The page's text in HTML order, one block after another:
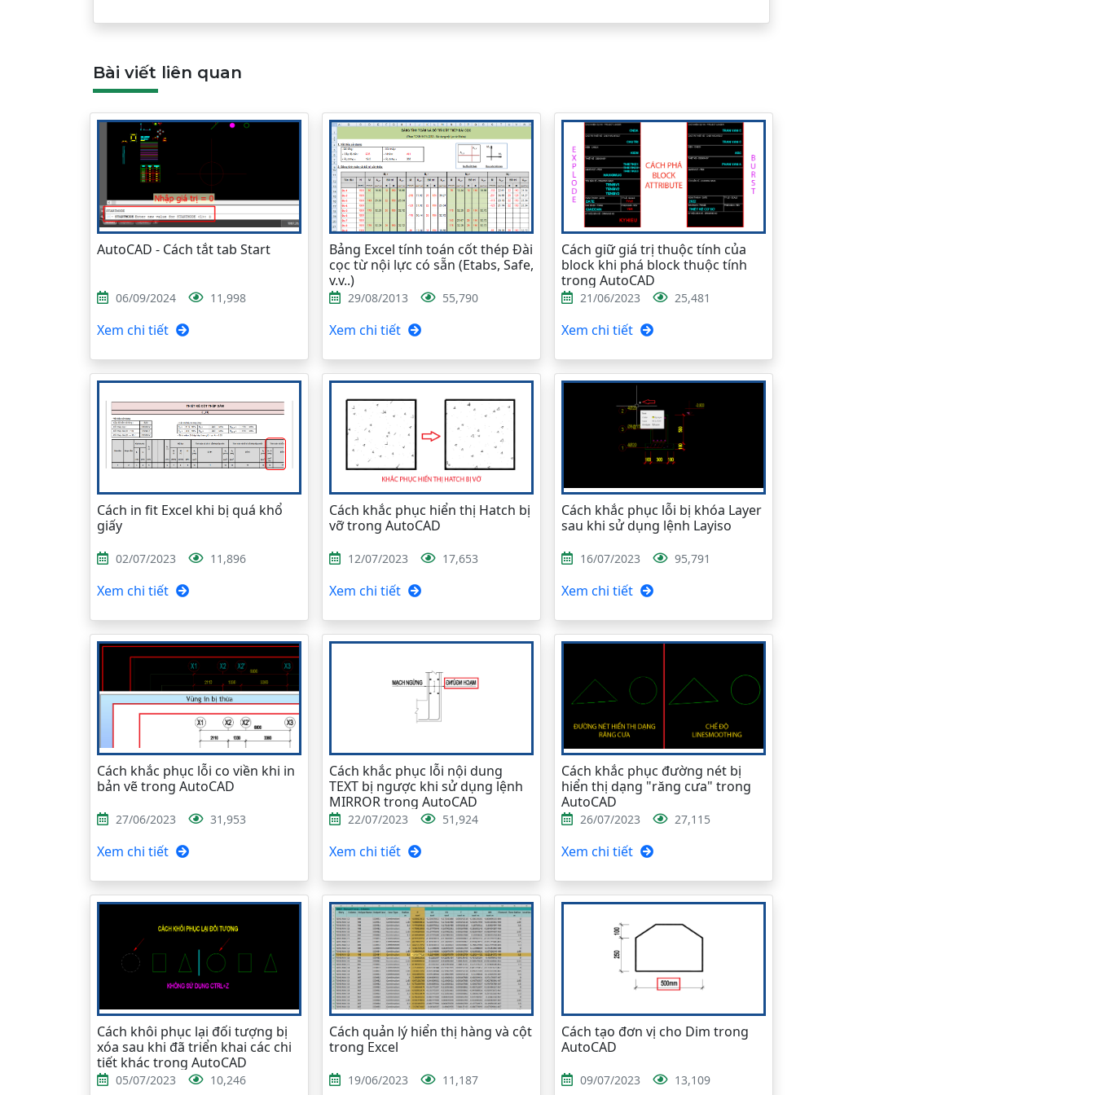
Bài viết liên quan
AutoCAD - Cách tắt tab Start
06/09/2024 11,998
Xem chi tiết
Bảng Excel tính toán cốt thép Đài
cọc từ nội lực có sẵn (Etabs, Safe,
v.v..)
29/08/2013 55,790
Xem chi tiết
Cách giữ giá trị thuộc tính của
block khi phá block thuộc tính
trong AutoCAD
21/06/2023 25,481
Xem chi tiết
Cách in fit Excel khi bị quá khổ
giấy
02/07/2023 11,896
Xem chi tiết
Cách khắc phục hiển thị Hatch bị
vỡ trong AutoCAD
12/07/2023 17,653
Xem chi tiết
Cách khắc phục lỗi bị khóa Layer
sau khi sử dụng lệnh Layiso
16/07/2023 95,791
Xem chi tiết
Cách khắc phục lỗi co viền khi in
bản vẽ trong AutoCAD
27/06/2023 31,953
Xem chi tiết
Cách khắc phục lỗi nội dung
TEXT bị ngược khi sử dụng lệnh
MIRROR trong AutoCAD
22/07/2023 51,924
Xem chi tiết
Cách khắc phục đường nét bị
hiển thị dạng "răng cưa" trong
AutoCAD
26/07/2023 27,115
Xem chi tiết
Cách khôi phục lại đối tượng bị
xóa sau khi đã triển khai các chi
tiết khác trong AutoCAD
05/07/2023 10,246
Cách quản lý hiển thị hàng và cột
trong Excel
19/06/2023 11,187
Cách tạo đơn vị cho Dim trong
AutoCAD
09/07/2023 13,109